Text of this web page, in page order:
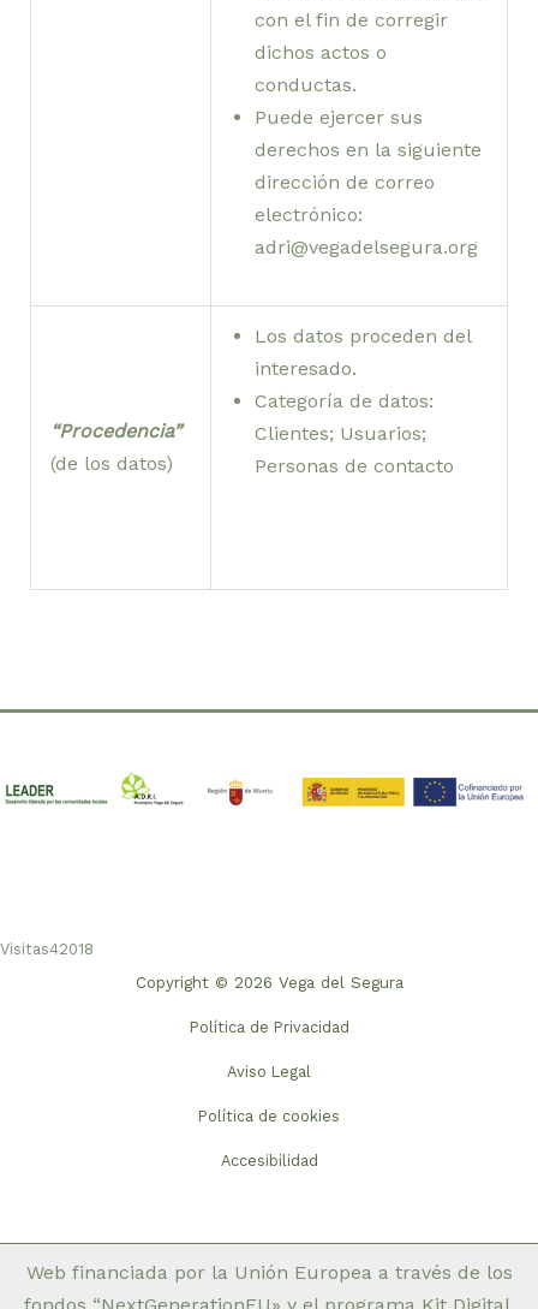
con el fin de corregir
dichos actos o
conductas.
Puede ejercer sus
derechos en la siguiente
dirección de correo
electrónico:
adri@vegadelsegura.org
“Procedencia”
(de los datos)
Los datos proceden del
interesado.
Categoría de datos:
Clientes; Usuarios;
Personas de contacto
Visitas42018
Copyright © 2026 Vega del Segura
Política de Privacidad
Aviso Legal
Política de cookies
Accesibilidad
Web financiada por la Unión Europea a través de los